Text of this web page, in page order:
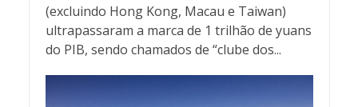
(excluindo Hong Kong, Macau e Taiwan)
ultrapassaram a marca de 1 trilhão de yuans
do PIB, sendo chamados de “clube dos...